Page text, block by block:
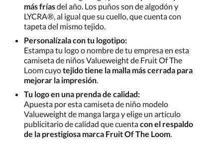
más fríasdel año. Los puños son de algodón y
LYCRA®, al igual que su cuello, que cuenta con
tapeta del mismo tejido.
Personalízala con tu logotipo:
Estampa tu logo o nombre de tu empresa en esta
camiseta de niños Valueweight de Fruit Of The
Loom cuyotejido tiene la malla más cerrada para
mejorar la impresión.
Tu logo en una prenda de calidad:
Apuesta por esta camiseta de niño modelo
Valueweight de manga larga y elige un artículo
publicitario de calidad que cuentacon el respaldo
de la prestigiosa marca Fruit Of The Loom.